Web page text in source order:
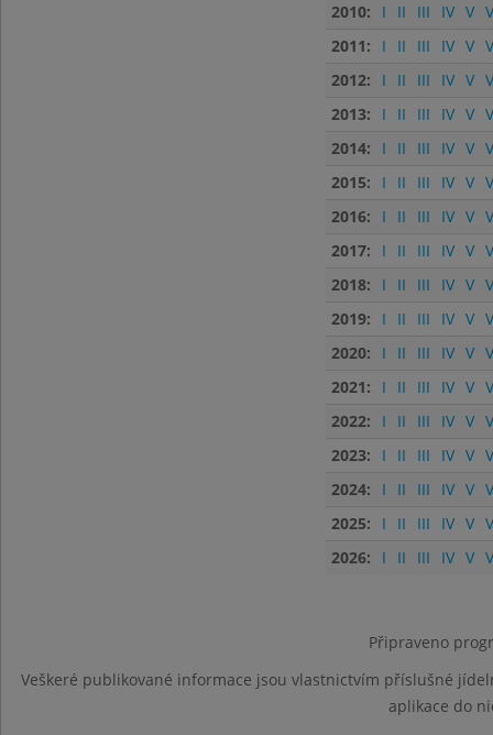
2010:
I II III IV V
2011:
I II III IV V
2012:
I II III IV V
2013:
I II III IV V
2014:
I II III IV V
2015:
I II III IV V
2016:
I II III IV V
2017:
I II III IV V
2018:
I II III IV V
2019:
I II III IV V
2020:
I II III IV V
2021:
I II III IV V
2022:
I II III IV V
2023:
I II III IV V
2024:
I II III IV V
2025:
I II III IV V
2026:
I II III IV V
Připraveno
Veškeré publikované informace jsou vlastnictvím příslušné
aplikace do